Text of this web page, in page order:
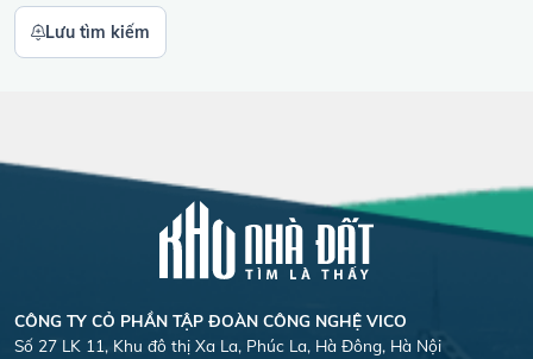
Lưu tìm kiếm
CÔNG TY CỎ PHẦN TẬP ĐOÀN CÔNG NGHỆ VICO
Số 27 LK 11, Khu đô thị Xa La, Phúc La, Hà Đông, Hà Nội